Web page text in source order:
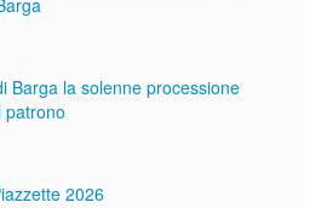
Barga la solenne processione
patrono
2026